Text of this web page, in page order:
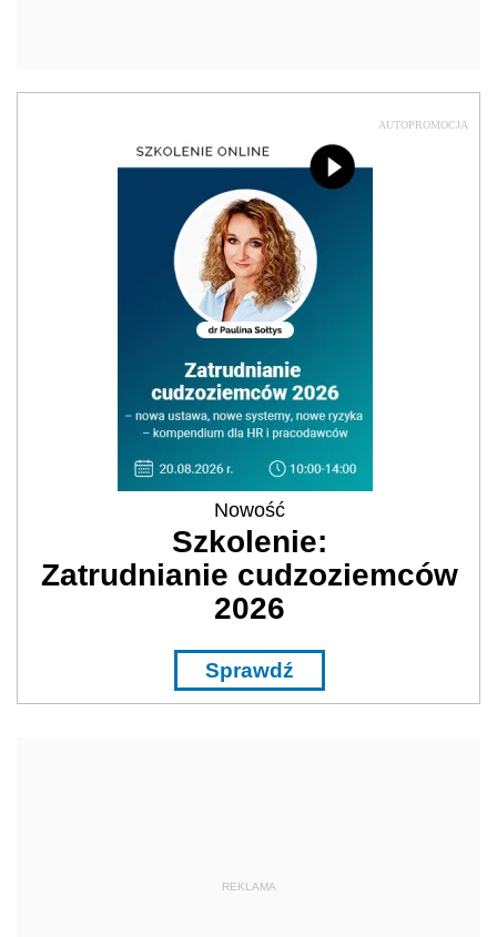
AUTOPROMOCJA
Nowość
Szkolenie:
Zatrudnianie cudzoziemców
2026
Sprawdź
REKLAMA